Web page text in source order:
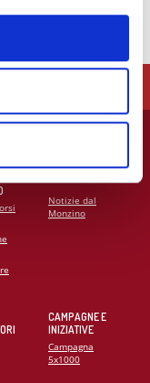
potranno
necessari al
la
Press Release
Notizie dal
Monzino
CAMPAGNE E
INIZIATIVE
Campagna
5x1000